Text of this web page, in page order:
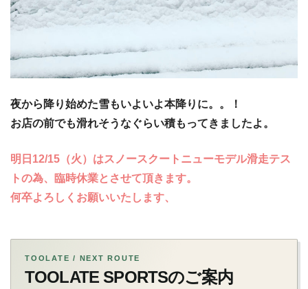
夜から降り始めた雪もいよいよ本降りに。。！
お店の前でも滑れそうなぐらい積もってきましたよ。
明日12/15（火）はスノースクートニューモデル滑走テス
トの為、臨時休業とさせて頂きます。
何卒よろしくお願いいたします、
TOOLATE / NEXT ROUTE
TOOLATE SPORTSのご案内